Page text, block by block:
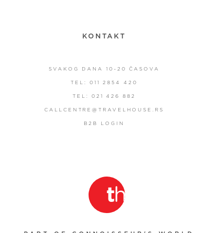
KONTAKT
SVAKOG DANA 10-20 ČASOVA
TEL: 011 2854 420
TEL: 021 426 882
CALLCENTRE@TRAVELHOUSE.RS
B2B LOGIN